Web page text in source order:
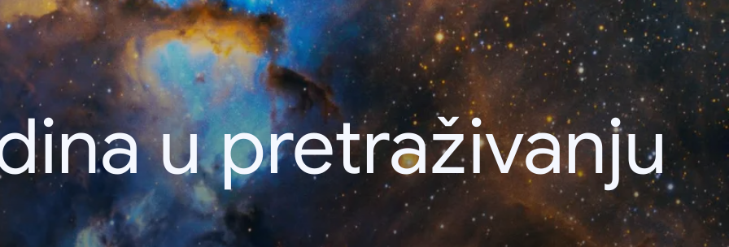
u pretraživanju